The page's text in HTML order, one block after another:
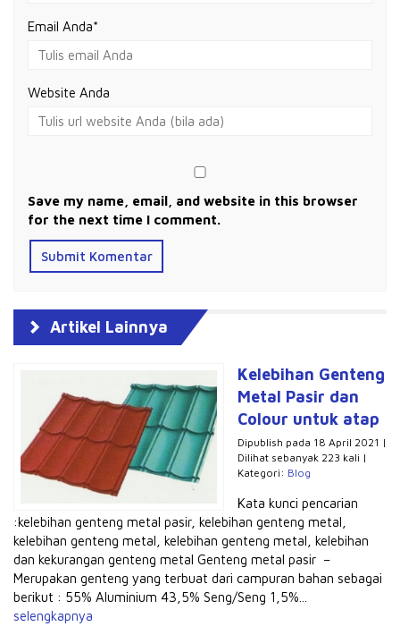
Email Anda*
Website Anda
Save my name, email, and website in this browser
for the next time I comment.
Artikel Lainnya
Kelebihan Genteng
Metal Pasir dan
Colour untuk atap
Dipublish pada 18 April 2021 |
Dilihat sebanyak 223 kali |
Kategori: Blog
Kata kunci pencarian
:kelebihan genteng metal pasir, kelebihan genteng metal,
kelebihan genteng metal, kelebihan genteng metal, kelebihan
dan kekurangan genteng metal Genteng metal pasir –
Merupakan genteng yang terbuat dari campuran bahan sebagai
berikut : 55% Aluminium 43,5% Seng/Seng 1,5%...
selengkapnya